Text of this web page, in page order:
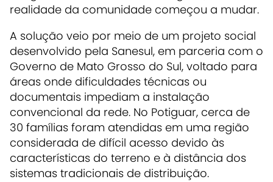
realidade da comunidade começou a mudar.
A solução veio por meio de um projeto social
desenvolvido pela Sanesul, em parceria com o
Governo de Mato Grosso do Sul, voltado para
áreas onde dificuldades técnicas ou
documentais impediam a instalação
convencional da rede. No Potiguar, cerca de
30 famílias foram atendidas em uma região
considerada de difícil acesso devido às
características do terreno e à distância dos
sistemas tradicionais de distribuição.